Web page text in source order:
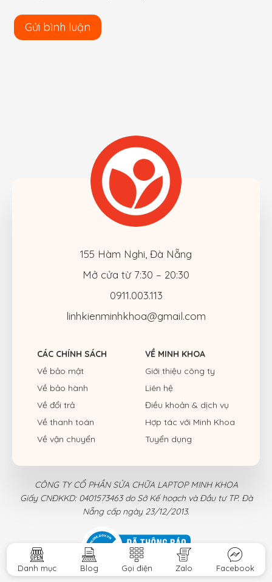
CÁC CHÍNH SÁCH
Về bảo mật
Về bảo hành
Về đổi trả
Về thanh toán
Về vận chuyển
155 Hàm Nghi, Đà Nẵng
Mở cửa từ 7:30 – 20:30
0911.003.113
linhkienminhkhoa@gmail.com
VỀ MINH KHOA
Giới thiệu công ty
Liên hệ
Điều khoản & dịch vụ
Hợp tác với Minh Khoa
Tuyển dụng
CÔNG TY CỔ PHẦN SỬA CHỮA LAPTOP MINH KHOA
Giấy CNĐKKD: 0401573463 do Sở Kế hoạch và Đầu tư TP. Đà
Nẵng cấp ngày 23/12/2013.
Danh mục Blog Gọi điện Zalo Facebook